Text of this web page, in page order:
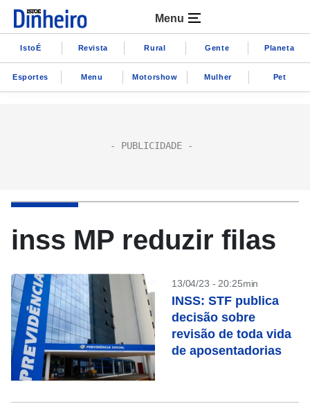
Menu
IstoÉ Revista Rural Gente Planeta
Esportes Menu Motorshow Mulher Pet
inss MP reduzir filas
13/04/23 - 20:25min
INSS: STF publica
decisão sobre
revisão de toda vida
de aposentadorias